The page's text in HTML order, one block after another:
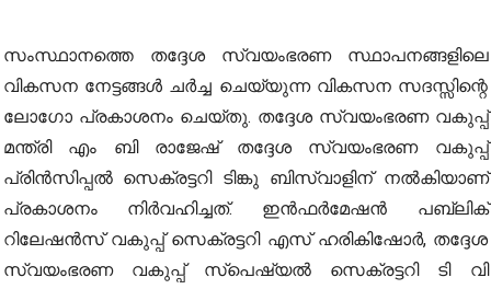
സംസ്ഥാനത്തെ തദ്ദേശ സ്വയംഭരണ സ്ഥാപനങ്ങളിലെ
വികസന നേട്ടങ്ങൾ ചർച്ച ചെയ്യുന്ന വികസന സദസ്സിന്റെ
ലോഗോ പ്രകാശനം ചെയ്തു. തദ്ദേശ സ്വയംഭരണ വകുപ്പ്
മന്ത്രി എം ബി രാജേഷ് തദ്ദേശ സ്വയംഭരണ വകുപ്പ്
പ്രിന്‍സിപ്പല്‍ സെക്രട്ടറി ടിങ്കു ബിസ്വാളിന് നല്‍കിയാണ്
പ്രകാശനം നിർവഹിച്ചത്. ഇൻഫർമേഷൻ പബ്ലിക്
റിലേഷൻസ് വകുപ്പ് സെക്രട്ടറി എസ് ഹരികിഷോർ, തദ്ദേശ
സ്വയംഭരണ വകുപ്പ് സ്‌പെഷ്യൽ സെക്രട്ടറി ടി വി